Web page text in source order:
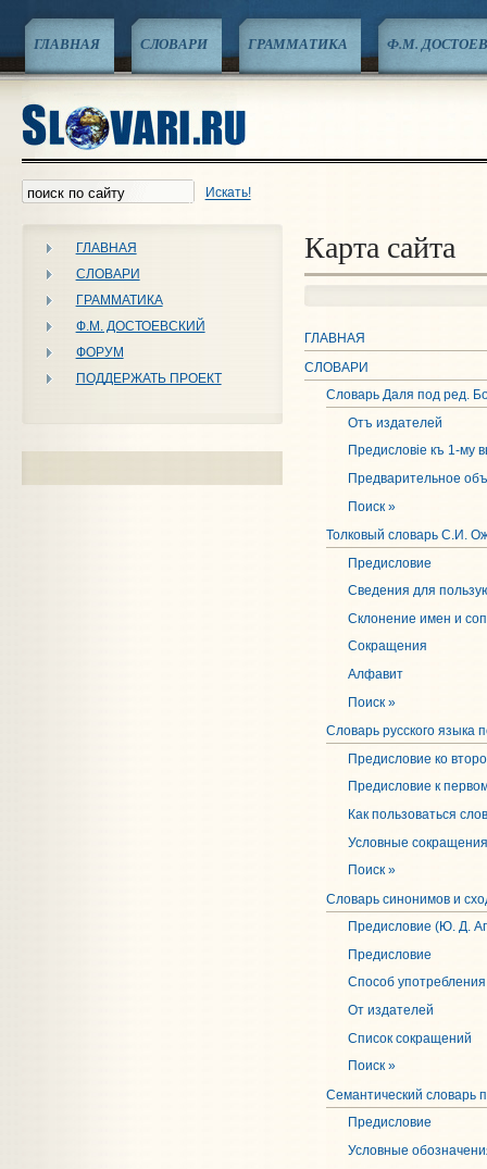
ГЛАВНАЯ СЛОВАРИ ГРАММАТИКА Ф.М.
Искать!
ГЛАВНАЯ
СЛОВАРИ
ГРАММАТИКА
Ф.М. ДОСТОЕВСКИЙ
ФОРУМ
ПОДДЕРЖАТЬ ПРОЕКТ
Карта сайта
ГЛАВНАЯ
СЛОВАРИ
Словарь Даля под ред.
Отъ издателей
Предисловiе къ 1-му
Предварительное
Поиск »
Толковый словарь С.И.
Предисловие
Сведения для
Склонение имен и
Сокращения
Алфавит
Поиск »
Словарь русского языка
Предисловие ко
Предисловие к
Как пользоваться
Условные
Поиск »
Словарь синонимов и
Предисловие (Ю. Д.
Предисловие
Способ употребления
От издателей
Список сокращений
Поиск »
Семантический
Предисловие
Условные